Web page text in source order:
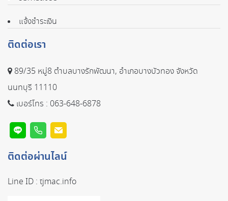
แจ้งชำระเงิน
ติดต่อเรา
89/35 หมู่8 ตำบลบางรักพัฒนา, อำเภอบางบัวทอง จังหวัด
นนทบุรี 11110
เบอร์โทร : 063-648-6878
ติดต่อผ่านไลน์
Line ID : tjmac.info